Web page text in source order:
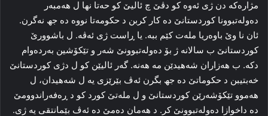
مژاره‌که‌ دن ژی ئه‌وه‌ کو دڤێ چ ئالیێ کو حه‌تا نها ل هه‌مبه‌ر
ده‌وله‌تبوونا کوردستانێ ده‌ کار کربن د حكومه‌تا نووه ده‌ جھ نه‌گرن.
ئان نا وێ باوه‌ریا مله‌ت کێم ببه‌. یا ڕاست ژی ئه‌ڤه‌. ل باشوورێ
کوردستانێ ب سالانه‌ ژ بۆ ده‌وله‌تبوونێ شه‌ر و تێکۆشین به‌رده‌وام
دکه‌. ب هه‌زاران شه‌هیدێن مه‌ هه‌نه‌. گه‌ر ئالیێن کو ل دژی کوردستانێ
خه‌بتیبن د حکوماتێ ده‌ جھ بگرن ئه‌ڤ بێرێزی یه‌ ل شه‌هیدان، ل
هه‌موو تێکۆشه‌رێن کوردستانێ و ل مله‌تێ کورد کو د ڕه‌فه‌راندوومێ
ده‌ داخوازا ده‌وله‌تبوونێ کر. د هه‌مان ده‌مێ ده‌ ئه‌ڤ بێمانتقی یه‌ ژی.